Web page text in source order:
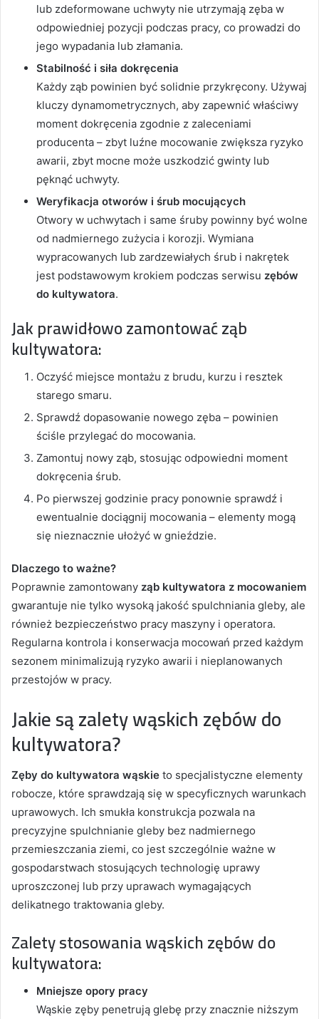
lub zdeformowane uchwyty nie utrzymają zęba w
odpowiedniej pozycji podczas pracy, co prowadzi do
jego wypadania lub złamania.
Stabilność i siła dokręcenia
Każdy ząb powinien być solidnie przykręcony. Używaj
kluczy dynamometrycznych, aby zapewnić właściwy
moment dokręcenia zgodnie z zaleceniami
producenta – zbyt luźne mocowanie zwiększa ryzyko
awarii, zbyt mocne może uszkodzić gwinty lub
pęknąć uchwyty.
Weryfikacja otworów i śrub mocujących
Otwory w uchwytach i same śruby powinny być wolne
od nadmiernego zużycia i korozji. Wymiana
wypracowanych lub zardzewiałych śrub i nakrętek
jest podstawowym krokiem podczas serwisu zębów
do kultywatora.
Jak prawidłowo zamontować ząb
kultywatora:
Oczyść miejsce montażu z brudu, kurzu i resztek
starego smaru.
Sprawdź dopasowanie nowego zęba – powinien
ściśle przylegać do mocowania.
Zamontuj nowy ząb, stosując odpowiedni moment
dokręcenia śrub.
Po pierwszej godzinie pracy ponownie sprawdź i
ewentualnie dociągnij mocowania – elementy mogą
się nieznacznie ułożyć w gnieździe.
Dlaczego to ważne?
Poprawnie zamontowany ząb kultywatora z mocowaniem
gwarantuje nie tylko wysoką jakość spulchniania gleby, ale
również bezpieczeństwo pracy maszyny i operatora.
Regularna kontrola i konserwacja mocowań przed każdym
sezonem minimalizują ryzyko awarii i nieplanowanych
przestojów w pracy.
Jakie są zalety wąskich zębów do
kultywatora?
Zęby do kultywatora wąskie to specjalistyczne elementy
robocze, które sprawdzają się w specyficznych warunkach
uprawowych. Ich smukła konstrukcja pozwala na
precyzyjne spulchnianie gleby bez nadmiernego
przemieszczania ziemi, co jest szczególnie ważne w
gospodarstwach stosujących technologię uprawy
uproszczonej lub przy uprawach wymagających
delikatnego traktowania gleby.
Zalety stosowania wąskich zębów do
kultywatora:
Mniejsze opory pracy
Wąskie zęby penetrują glebę przy znacznie niższym